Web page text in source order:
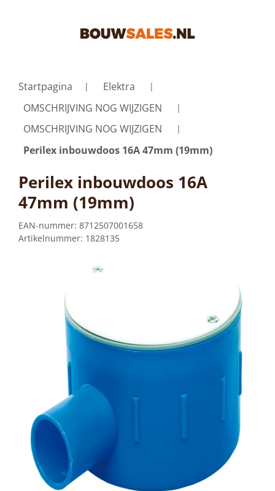
Startpagina
Elektra
OMSCHRIJVING NOG WIJZIGEN
OMSCHRIJVING NOG WIJZIGEN
Perilex inbouwdoos 16A 47mm (19mm)
Perilex inbouwdoos 16A
47mm (19mm)
EAN-nummer: 8712507001658
Artikelnummer: 1828135